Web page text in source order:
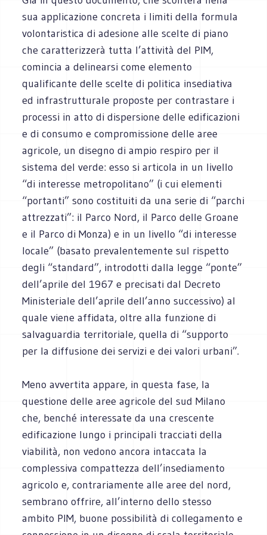
sua applicazione concreta i limiti della formula
volontaristica di adesione alle scelte di piano
che caratterizzerà tutta l’attività del PIM,
comincia a delinearsi come elemento
qualificante delle scelte di politica insediativa
ed infrastrutturale proposte per contrastare i
processi in atto di dispersione delle edificazioni
e di consumo e compromissione delle aree
agricole, un disegno di ampio respiro per il
sistema del verde: esso si articola in un livello
“di interesse metropolitano” (i cui elementi
“portanti” sono costituiti da una serie di “parchi
attrezzati”: il Parco Nord, il Parco delle Groane
e il Parco di Monza) e in un livello “di interesse
locale” (basato prevalentemente sul rispetto
degli “standard”, introdotti dalla legge “ponte”
dell’aprile del 1967 e precisati dal Decreto
Ministeriale dell’aprile dell’anno successivo) al
quale viene affidata, oltre alla funzione di
salvaguardia territoriale, quella di “supporto
per la diffusione dei servizi e dei valori urbani”.
Meno avvertita appare, in questa fase, la
questione delle aree agricole del sud Milano
che, benché interessate da una crescente
edificazione lungo i principali tracciati della
viabilità, non vedono ancora intaccata la
complessiva compattezza dell’insediamento
agricolo e, contrariamente alle aree del nord,
sembrano offrire, all’interno dello stesso
ambito PIM, buone possibilità di collegamento e